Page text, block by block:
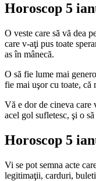
Horoscop 5
O veste care să vă dea
care v-aţi pus toate
as în mânecă.
O să fie lume mai
fie mai uşor cu toate, că
Vă e dor de cineva
acel gol sufletesc, şi o
Horoscop 5
Vi se pot semna acte
legitimaţii, carduri,